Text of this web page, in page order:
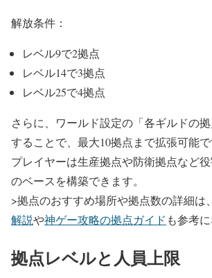
解放条件：
レベル9で2拠点
レベル14で3拠点
レベル25で4拠点
さらに、ワールド設定の「各ギルドの
することで、最大10拠点まで拡張可能で
プレイヤーは生産拠点や防衛拠点など
のベースを構築できます。
>拠点のおすすめ場所や拠点数の詳細は、
解説や神ゲー攻略の拠点ガイド も参考に
拠点レベルと人員上限